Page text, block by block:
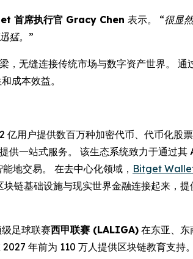
首席执行官 Gracy Chen 表示。 “很显
猛。”
无缝连接传统市场与数字资产世界。 通
成本效益。
用户提供数百万种加密代币、代币化股
供一站式服务。 该生态系统致力于通过
地交易。 在去中心化领域， Bitget
链基础设施与现实世界金融连接起来，
足球联赛西甲联赛 (LALIGA) 在东亚、东
2027 年前为 110 万人提供区块链教育支